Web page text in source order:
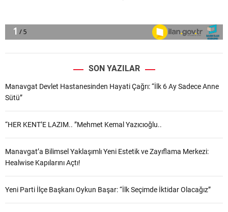
SON YAZILAR
Manavgat Devlet Hastanesinden Hayati Çağrı: “İlk 6 Ay Sadece Anne
Sütü”
“HER KENT’E LAZIM.. ”Mehmet Kemal Yazıcıoğlu..
Manavgat’a Bilimsel Yaklaşımlı Yeni Estetik ve Zayıflama Merkezi:
Healwise Kapılarını Açtı!
Yeni Parti İlçe Başkanı Oykun Başar: “İlk Seçimde İktidar Olacağız”